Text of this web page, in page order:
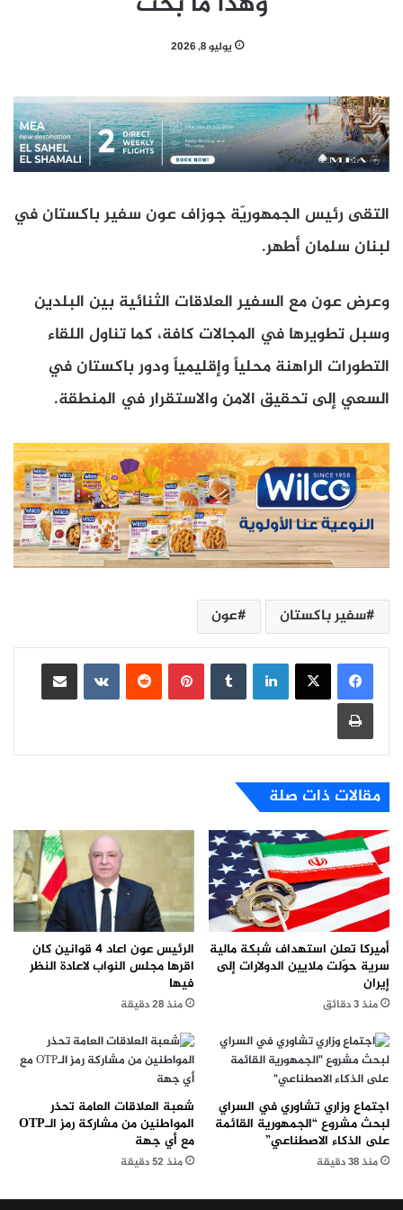
يوليو 8, 2026
التقى رئيس الجمهوريّة جوزاف عون سفير باكستان في
لبنان سلمان أطهر.
وعرض عون مع السفير العلاقات الثنائية بين البلدين
وسبل تطويرها في المجالات كافة، كما تناول اللقاء
التطورات الراهنة محلياً وإقليمياً ودور باكستان في
السعي إلى تحقيق الامن والاستقرار في المنطقة.
سفير باكستان عون
لينكدإن بينتيريست
مشاركة عبر البريد
طباعة
مقالات ذات صلة
أميركا تعلن استهداف شبكة مالية
سرية حوّلت ملايين الدولارات إلى
إيران
منذ 3 دقائق
الرئيس عون اعاد 4 قوانين كان
اقرها مجلس النواب لاعادة النظر
فيها
منذ 28 دقيقة
اجتماع وزاري تشاوري في السراي
لبحث مشروع “الجمهورية القائمة
على الذكاء الاصطناعي”
منذ 38 دقيقة
شعبة العلاقات العامة تحذر
المواطنين من مشاركة رمز الـOTP
مع أي جهة
منذ 52 دقيقة